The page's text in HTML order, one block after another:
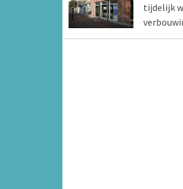
tijdelijk